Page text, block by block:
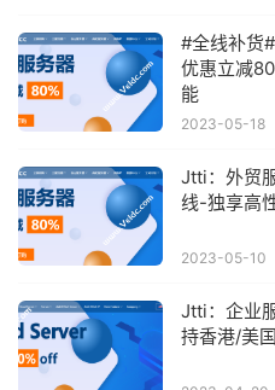
#全线补货
优惠立减
能
2023-05-18
Jtti：外贸
线-独享高
2023-05-10
Jtti：企业
持香港/美